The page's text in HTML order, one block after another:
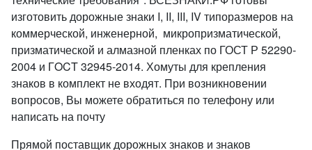
изготовить дорожные знаки I, II, III, IV типоразмеров на
коммерческой, инженерной, микропризматической,
призматической и алмазной пленках по ГОСТ Р 52290-
2004 и ГOCT 32945-2014. Хомуты для крепления
знаков в комплект не входят. При возникновении
вопросов, Вы можете обратиться по телефону или
написать на почту
Прямой поставщик дорожных знаков и знаков